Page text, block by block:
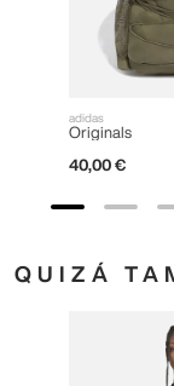
adidas
Originals
40,00 €
QUIZÁ